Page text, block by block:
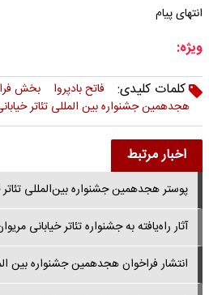
انتهای پیام
ویژه:
کلمات کلیدی:
فاتح بادپروا
بخش
هجدهمین جشنواره بین المللی تئاتر
اخبار مرتبط
پوستر هجدهمین جشنواره بین‌المللی
آثار راه‌یافته به جشنواره تئاتر خیابانی
انتشار فراخوان هجدهمین جشنواره بین